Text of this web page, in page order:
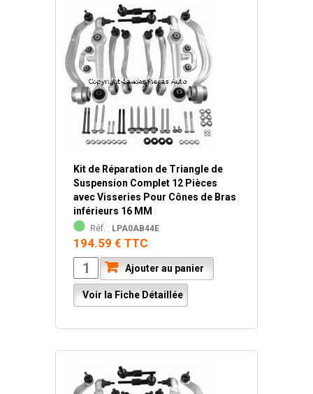
Kit de Réparation de Triangle de
Suspension Complet 12 Pièces
avec Visseries Pour Cônes de Bras
inférieurs 16 MM
Réf. : LPA0AB44E
194.59 € TTC
Ajouter au panier
Voir la Fiche Détaillée